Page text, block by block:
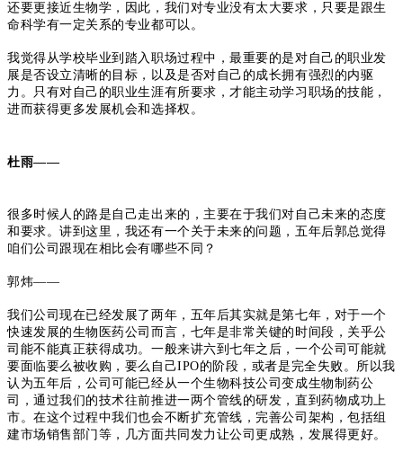
还要更接近生物学，因此，我们对专业没有太大要求，只要是跟生
命科学有一定关系的专业都可以。
我觉得从学校毕业到踏入职场过程中，最重要的是对自己的职业发
展是否设立清晰的目标，以及是否对自己的成长拥有强烈的内驱
力。 只有对自己的职业生涯有所要求，才能主动学习职场的技能，
进而获得更多发展机会和选择权。
杜雨——
很多时候人的路是自己走出来的，主要在于我们对自己未来的态度
和要求。讲到这里，我还有一个关于未来的问题，五年后郭总觉得
咱们公司跟现在相比会有哪些不同？
郭炜——
我们公司现在已经发展了两年，五年后其实就是第七年，对于一个
快速发展的生物医药公司而言，七年是非常关键的时间段，关乎公
司能不能真正获得成功。 一般来讲六到七年之后，一个公司可能就
要面临要么被收购，要么自己IPO的阶段，或者是完全失败。 所以我
认为五年后，公司可能已经从一个生物科技公司变成生物制药公
司，通过我们的技术往前推进一两个管线的研发，直到药物成功上
市。在这个过程中我们也会不断扩充管线，完善公司架构，包括组
建市场销售部门等，几方面共同发力让公司更成熟，发展得更好。